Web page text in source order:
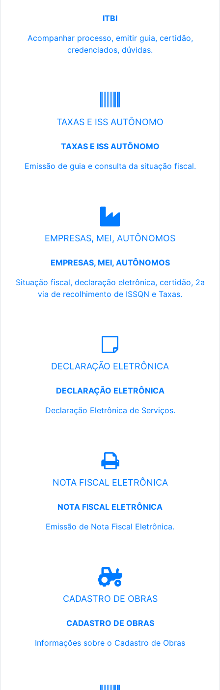
ITBI
Acompanhar processo, emitir guia, certidão,
credenciados, dúvidas.
TAXAS E ISS AUTÔNOMO
TAXAS E ISS AUTÔNOMO
Emissão de guia e consulta da situação fiscal.
EMPRESAS, MEI, AUTÔNOMOS
EMPRESAS, MEI, AUTÔNOMOS
Situação fiscal, declaração eletrônica, certidão, 2a
via de recolhimento de ISSQN e Taxas.
DECLARAÇÃO ELETRÔNICA
DECLARAÇÃO ELETRÔNICA
Declaração Eletrônica de Serviços.
NOTA FISCAL ELETRÔNICA
NOTA FISCAL ELETRÔNICA
Emissão de Nota Fiscal Eletrônica.
CADASTRO DE OBRAS
CADASTRO DE OBRAS
Informações sobre o Cadastro de Obras